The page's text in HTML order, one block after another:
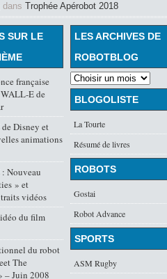
dans Trophée Apérobot 2018
LES ARCHIVES DE
ROBOTBLOG
BLOGOLISTE
La Tourte
Résumé de livres
ROBOTS
Gostai
Robot Advance
SPORTS
ASM Rugby
SUR LE
française
E de
Disney et
animations
Nouveau
» et
vidéos
du film
du robot
The
– Juin 2008